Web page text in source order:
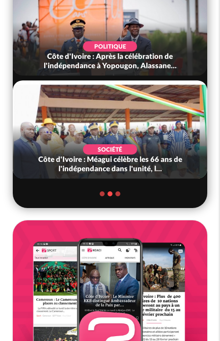
SOCIÉTÉ
Côte d'Ivoire : Le tambour parleur Ebrié «
Djidji Ayôkwê » retrouve sa terr...
POLITIQUE
Côte d'Ivoire : Diplomatie, Abidjan consolide
ses partenariats avec New Del...